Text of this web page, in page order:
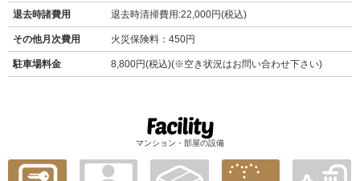
退去時諸費用 退去時清掃費用:22,000円(税込)
その他月次費用 火災保険料：450円
駐車場料金 8,800円(税込)(※空き状況はお問い合わせ下さい)
マンション・部屋の設備